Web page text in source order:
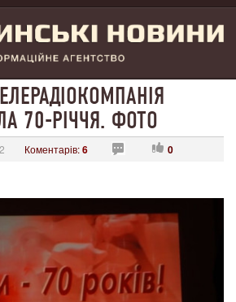
70-РІЧЧЯ. ФОТО
Коментарів:6 0